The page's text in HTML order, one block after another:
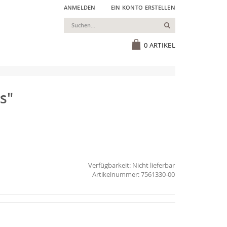
ANMELDEN EIN KONTO ERSTELLEN
0 ARTIKEL
Suchen
Verfügbarkeit: Nicht lieferbar
7561330-00